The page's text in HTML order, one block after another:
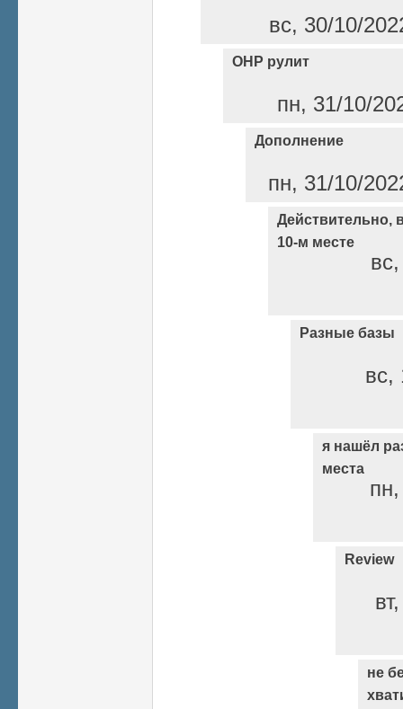
вс, 30/10/
ОНР рулит
пн, 31/10/
Дополнение
пн, 31/10/
Действительно,
10-м месте
Разные базы
вс,
я нашёл
места
Review
не